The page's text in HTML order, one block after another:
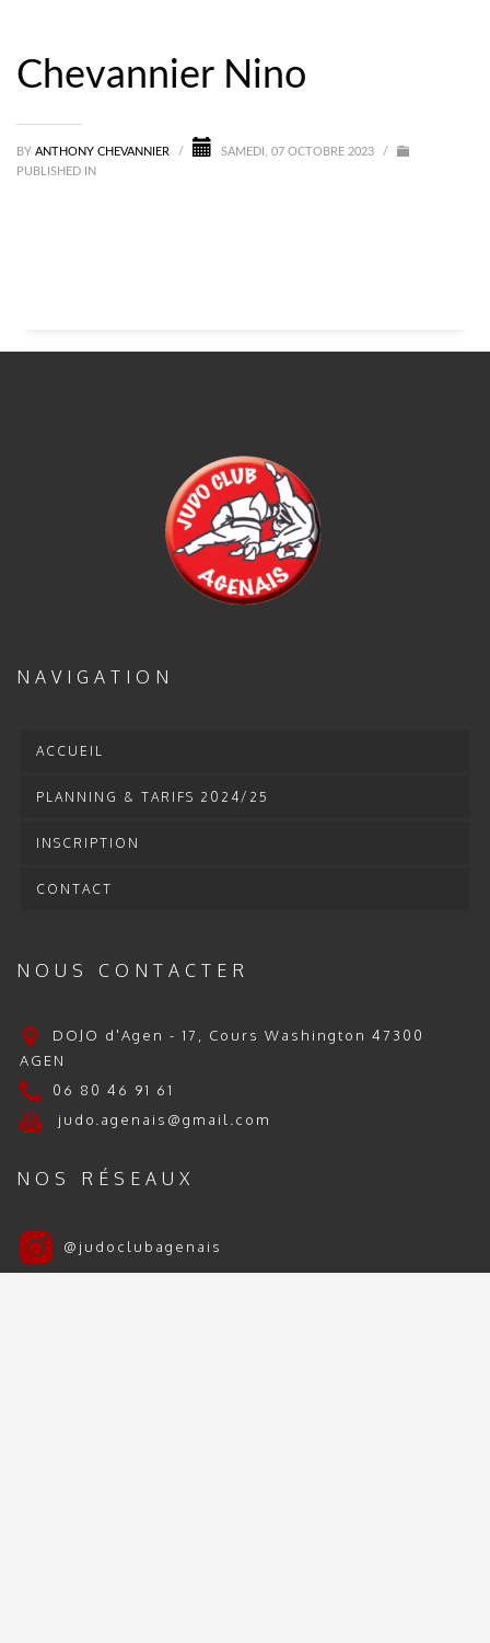
Chevannier Nino
BY ANTHONY CHEVANNIER / SAMEDI, 07 OCTOBRE 2023
/
PUBLISHED IN
NOUS CONTACTER
DOJO d'Agen - 17, Cours Washington 47300
AGEN
06 80 46 91 61
judo.agenais@gmail.com
NAVIGATION
ACCUEIL
PLANNING & TARIFS 2024/25
INSCRIPTION
CONTACT
NOS RÉSEAUX
@judoclubagenais